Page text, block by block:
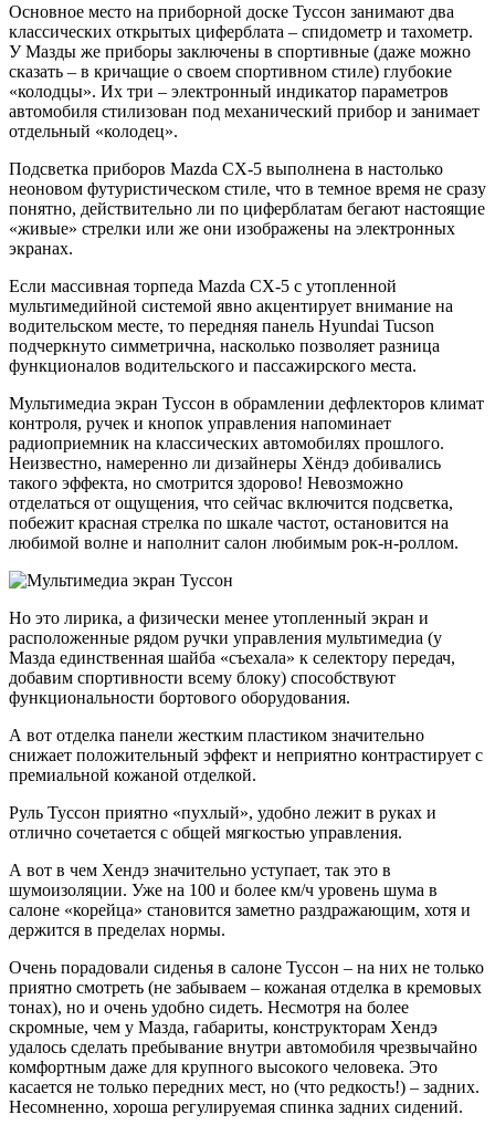
Основное место на приборной доске Туссон занимают два
классических открытых циферблата – спидометр и тахометр.
У Мазды же приборы заключены в спортивные (даже можно
сказать – в кричащие о своем спортивном стиле) глубокие
«колодцы». Их три – электронный индикатор параметров
автомобиля стилизован под механический прибор и занимает
отдельный «колодец».
Подсветка приборов Mazda CX-5 выполнена в настолько
неоновом футуристическом стиле, что в темное время не сразу
понятно, действительно ли по циферблатам бегают настоящие
«живые» стрелки или же они изображены на электронных
экранах.
Если массивная торпеда Mazda CX-5 с утопленной
мультимедийной системой явно акцентирует внимание на
водительском месте, то передняя панель Hyundai Tucson
подчеркнуто симметрична, насколько позволяет разница
функционалов водительского и пассажирского места.
Мультимедиа экран Туссон в обрамлении дефлекторов климат
контроля, ручек и кнопок управления напоминает
радиоприемник на классических автомобилях прошлого.
Неизвестно, намеренно ли дизайнеры Хёндэ добивались
такого эффекта, но смотрится здорово! Невозможно
отделаться от ощущения, что сейчас включится подсветка,
побежит красная стрелка по шкале частот, остановится на
любимой волне и наполнит салон любимым рок-н-роллом.
Но это лирика, а физически менее утопленный экран и
расположенные рядом ручки управления мультимедиа (у
Мазда единственная шайба «съехала» к селектору передач,
добавим спортивности всему блоку) способствуют
функциональности бортового оборудования.
А вот отделка панели жестким пластиком значительно
снижает положительный эффект и неприятно контрастирует с
премиальной кожаной отделкой.
Руль Туссон приятно «пухлый», удобно лежит в руках и
отлично сочетается с общей мягкостью управления.
А вот в чем Хендэ значительно уступает, так это в
шумоизоляции. Уже на 100 и более км/ч уровень шума в
салоне «корейца» становится заметно раздражающим, хотя и
держится в пределах нормы.
Очень порадовали сиденья в салоне Туссон – на них не только
приятно смотреть (не забываем – кожаная отделка в кремовых
тонах), но и очень удобно сидеть. Несмотря на более
скромные, чем у Мазда, габариты, конструкторам Хендэ
удалось сделать пребывание внутри автомобиля чрезвычайно
комфортным даже для крупного высокого человека. Это
касается не только передних мест, но (что редкость!) – задних.
Несомненно, хороша регулируемая спинка задних сидений.